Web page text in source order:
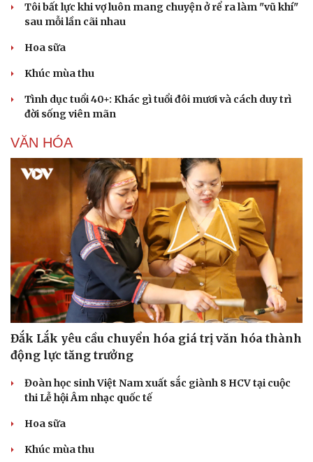
Tôi bất lực khi vợ luôn mang chuyện ở rể ra làm "vũ khí"
sau mỗi lần cãi nhau
Hoa sữa
Khúc mùa thu
Tình dục tuổi 40+: Khác gì tuổi đôi mươi và cách duy trì
đời sống viên mãn
VĂN HÓA
Đắk Lắk yêu cầu chuyển hóa giá trị văn hóa thành
động lực tăng trưởng
Đoàn học sinh Việt Nam xuất sắc giành 8 HCV tại cuộc
thi Lễ hội Âm nhạc quốc tế
Hoa sữa
Khúc mùa thu